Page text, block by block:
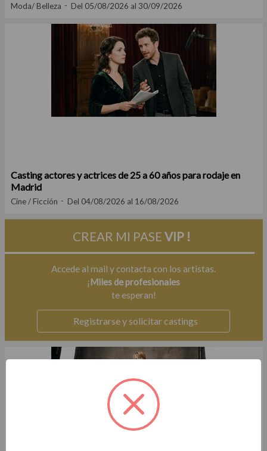
Moda/ Belleza Del 05/08/2026 al 30/09/2026
Casting actores y actrices de 25 a 60 años para rodaje en
Madrid
Cine / Ficción Del 04/08/2026 al 16/08/2026
CREAR MI PASEVIP !
Accede al mail y contacta con los artistas.
¡Miles de profesionales
te esperan!
Registrarse y solicitar castings